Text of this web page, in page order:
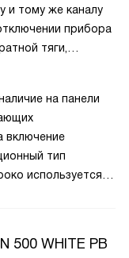
и тому же каналу
прибора
тяги,
загрязненный
Кроме
канала на кухню
и для частных
в помещение
насекомым.
на панели
включение
тип
используется,
весь период
500 WHITE PB